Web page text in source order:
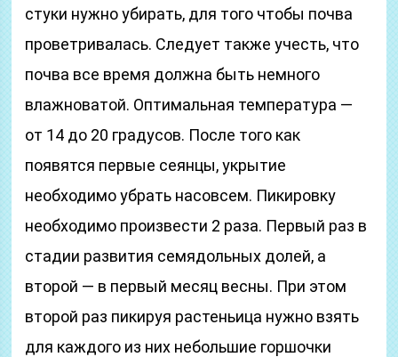
стуки нужно убирать, для того чтобы почва
проветривалась. Следует также учесть, что
почва все время должна быть немного
влажноватой. Оптимальная температура ―
от 14 до 20 градусов. После того как
появятся первые сеянцы, укрытие
необходимо убрать насовсем. Пикировку
необходимо произвести 2 раза. Первый раз в
стадии развития семядольных долей, а
второй ― в первый месяц весны. При этом
второй раз пикируя растеньица нужно взять
для каждого из них небольшие горшочки